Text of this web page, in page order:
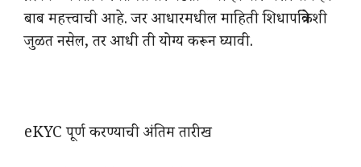
बाब महत्त्वाची आहे. जर आधारमधील माहिती शिधापत्रिकेशी
जुळत नसेल, तर आधी ती योग्य करून घ्यावी.
eKYC पूर्ण करण्याची अंतिम तारीख